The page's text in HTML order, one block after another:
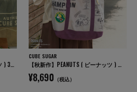
【秋新作】PEANUTS ( ピーナッツ ) 32/-スラブ天竺 ライン入り 7分袖 プルオーバー Tシャツ
CUBE SUGAR
【秋新作】PEANUTS ( ピーナッツ ) キャンバス ビッグ トートバッグ
¥8,690 （税込）